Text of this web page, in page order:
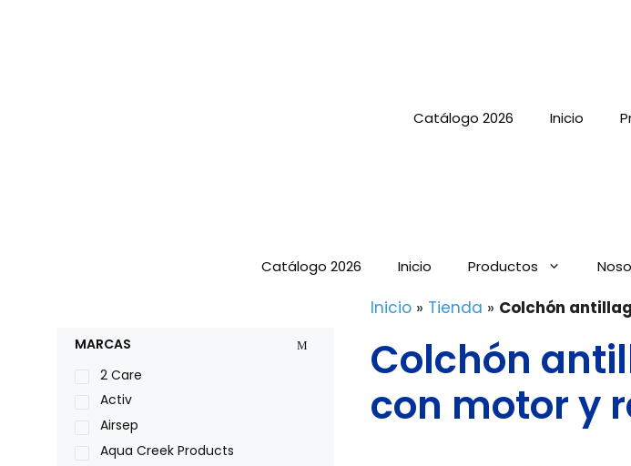
Catálogo 2026 Inicio
Catálogo 2026 Inicio Productos
Inicio » Tienda » Colchón
Colchón
con motor y
MARCAS
2 Care
Activ
Airsep
Aqua Creek Products